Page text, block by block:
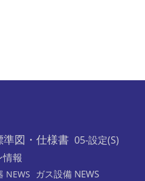
準図・仕様書 05-設定(S)
報
NEWS
ガス設備 NEWS